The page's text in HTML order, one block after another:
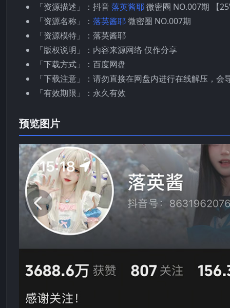
「资源描述」：抖音落英酱耶微密圈 NO.007期 【
「资源名称」： 落英酱耶微密圈 NO.007期
「资源模特」：落英酱耶
「版权说明」：内容来源网络 仅作分享
「下载方式」：百度网盘
「下载注意」：请勿直接在网盘内进行在线解压，
「有效期限」：永久有效
预览图片